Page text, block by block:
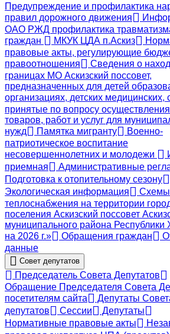
Предупреждение и профилактика
правил дорожного движения
ОАО РЖД профилактика
граждан
МКУК ЦДА п.Аскиз
правовые акты, регулирующие
правоотношения
Сведения о
границах МО Аскизский поссовет,
предназначенных для детей
организациях, детских медицинских,
принятые по вопросу осуществления
товаров, работ и услуг для
нужд
Памятка мигранту
Военно-
патриотическое воспитание
несовершеннолетних и молодежи
приемная
Административные
Подготовка к отопительному сезону
Экологическая информация
Схемы
теплоснабжения на территории
поселения Аскизский поссовет
муниципального района Республики
на 2026 г.»
Обращения граждан
данные
Совет депутатов
Председатель Совета Депутатов
Обращение Председателя Совета
посетителям сайта
Депутаты
депутатов
Сессии
Депутаты
Нормативные правовые акты